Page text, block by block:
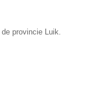
provincie Luik.